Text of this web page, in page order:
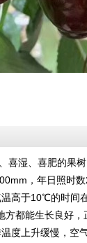
湿、喜肥的果树
，年日照时
高于10℃的时间
都能生长良好，
度上升缓慢，空